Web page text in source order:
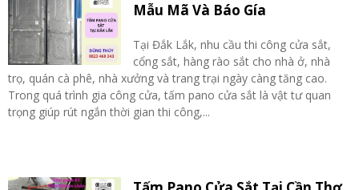
Mẫu Mã Và Báo Gía
Tại Đắk Lắk, nhu cầu thi công cửa sắt,
cổng sắt, hàng rào sắt cho nhà ở, nhà
trọ, quán cà phê, nhà xưởng và trang trại ngày càng tăng cao.
Trong quá trình gia công cửa, tấm pano cửa sắt là vật tư quan
trọng giúp rút ngắn thời gian thi công,...